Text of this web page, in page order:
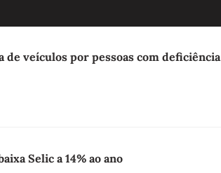
veículos por pessoas com deficiência
Selic a 14% ao ano